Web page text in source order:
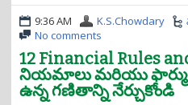
9:36 AM K.S.Chowdary
No comments
12 Financial Rules
నియమాలు మరియు
ఉన్న గణితాన్ని నేర్చుకోండి